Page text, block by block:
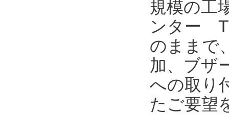
規模の工
ンター
のままで
加、ブザ
への取り
たご要望